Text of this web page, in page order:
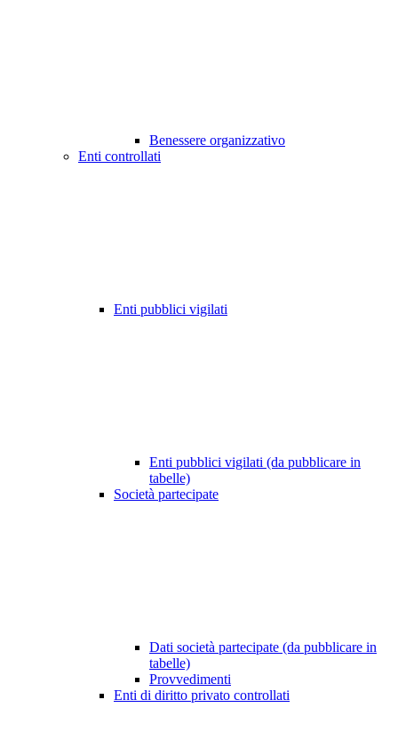
Benessere organizzativo
Enti controllati
Enti pubblici vigilati
Enti pubblici vigilati (da pubblicare in
tabelle)
Società partecipate
Dati società partecipate (da pubblicare in
tabelle)
Provvedimenti
Enti di diritto privato controllati